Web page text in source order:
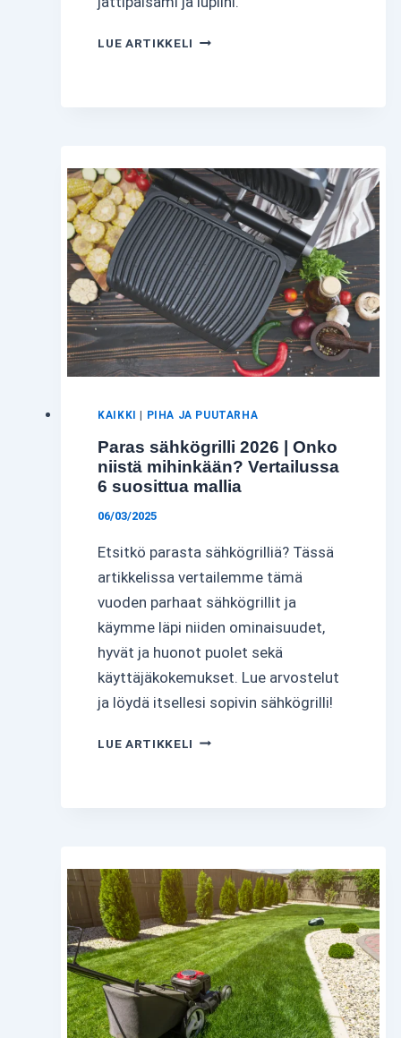
LUE ARTIKKELI VIERASLAJIT
HAITALLISET
KASVIT
KAIKKI | PIHA JA PUUTARHA
Paras sähkögrilli 2026 | Onko
niistä mihinkään? Vertailussa
6 suosittua mallia
06/03/2025
Etsitkö parasta sähkögrilliä? Tässä
artikkelissa vertailemme tämä
vuoden parhaat sähkögrillit ja
käymme läpi niiden ominaisuudet,
hyvät ja huonot puolet sekä
käyttäjäkokemukset. Lue arvostelut
ja löydä itsellesi sopivin sähkögrilli!
LUE ARTIKKELI PARAS
VERTAILUSSA
6
SUOSITTUA
MALLIA